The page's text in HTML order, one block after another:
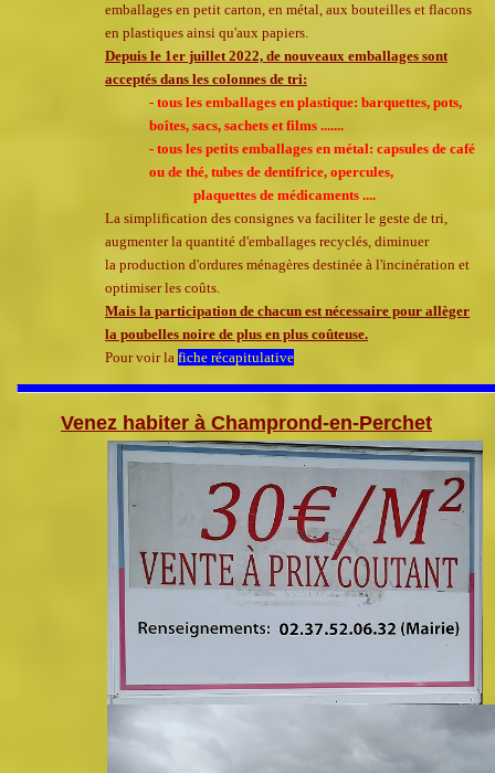
emballages en petit carton, en métal, aux bouteilles et flacons
en plastiques ainsi qu'aux papiers.
Depuis le 1er juillet 2022, de nouveaux emballages sont
acceptés dans les colonnes de tri:
- tous les emballages en plastique: barquettes, pots,
boîtes, sacs, sachets et films .......
- tous les petits emballages en métal: capsules de café
ou de thé, tubes de dentifrice, opercules,
plaquettes de médicaments ....
La simplification des consignes va faciliter le geste de tri,
augmenter la quantité d'emballages recyclés, diminuer
la production d'ordures ménagères destinée à l'incinération et
optimiser les coûts.
Mais la participation de chacun est nécessaire pour allèger
la poubelles noire de plus en plus coûteuse.
Pour voir la fiche récapitulative
Venez habiter à Champrond-en-Perchet